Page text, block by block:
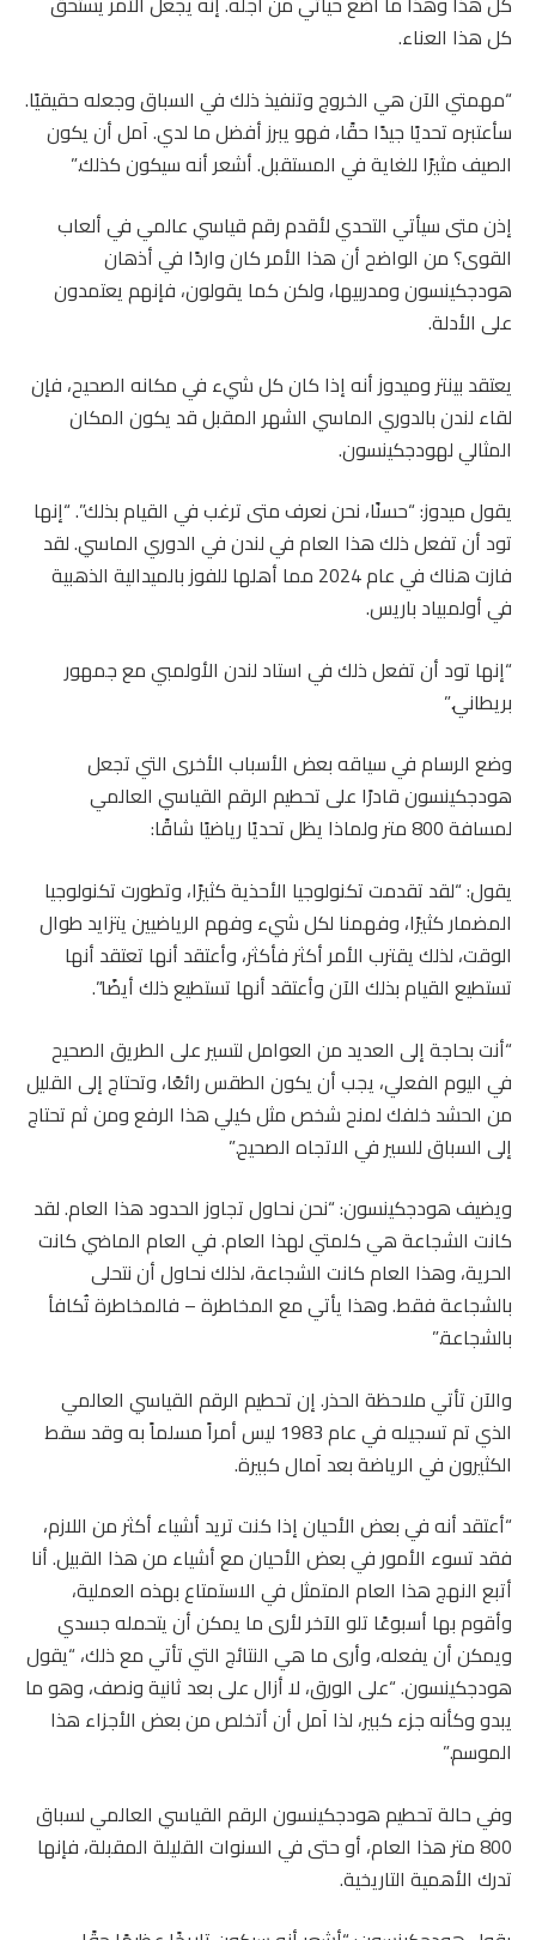
كل هذا العناء.
“مهمتي الآن هي الخروج وتنفيذ ذلك في السباق وجعله حقيقيًا.
سأعتبره تحديًا جيدًا حقًا، فهو يبرز أفضل ما لدي. آمل أن يكون
الصيف مثيرًا للغاية في المستقبل. أشعر أنه سيكون كذلك.”
إذن متى سيأتي التحدي لأقدم رقم قياسي عالمي في ألعاب
القوى؟ من الواضح أن هذا الأمر كان واردًا في أذهان
هودجكينسون ومدربيها، ولكن كما يقولون، فإنهم يعتمدون
على الأدلة.
يعتقد بينتر وميدوز أنه إذا كان كل شيء في مكانه الصحيح، فإن
لقاء لندن بالدوري الماسي الشهر المقبل قد يكون المكان
المثالي لهودجكينسون.
يقول ميدوز: “حسنًا، نحن نعرف متى ترغب في القيام بذلك”. “إنها
تود أن تفعل ذلك هذا العام في لندن في الدوري الماسي. لقد
فازت هناك في عام 2024 مما أهلها للفوز بالميدالية الذهبية
في أولمبياد باريس.
“إنها تود أن تفعل ذلك في استاد لندن الأولمبي مع جمهور
بريطاني.”
وضع الرسام في سياقه بعض الأسباب الأخرى التي تجعل
هودجكينسون قادرًا على تحطيم الرقم القياسي العالمي
لمسافة 800 متر ولماذا يظل تحديًا رياضيًا شاقًا:
يقول: “لقد تقدمت تكنولوجيا الأحذية كثيرًا، وتطورت تكنولوجيا
المضمار كثيرًا، وفهمنا لكل شيء وفهم الرياضيين يتزايد طوال
الوقت، لذلك يقترب الأمر أكثر فأكثر، وأعتقد أنها تعتقد أنها
تستطيع القيام بذلك الآن وأعتقد أنها تستطيع ذلك أيضًا”.
“أنت بحاجة إلى العديد من العوامل لتسير على الطريق الصحيح
في اليوم الفعلي، يجب أن يكون الطقس رائعًا، وتحتاج إلى القليل
من الحشد خلفك لمنح شخص مثل كيلي هذا الرفع ومن ثم تحتاج
إلى السباق للسير في الاتجاه الصحيح.”
ويضيف هودجكينسون: “نحن نحاول تجاوز الحدود هذا العام. لقد
كانت الشجاعة هي كلمتي لهذا العام. في العام الماضي كانت
الحرية، وهذا العام كانت الشجاعة، لذلك نحاول أن نتحلى
بالشجاعة فقط. وهذا يأتي مع المخاطرة – فالمخاطرة تُكافأ
بالشجاعة.”
والآن تأتي ملاحظة الحذر. إن تحطيم الرقم القياسي العالمي
الذي تم تسجيله في عام 1983 ليس أمراً مسلماً به وقد سقط
الكثيرون في الرياضة بعد آمال كبيرة.
“أعتقد أنه في بعض الأحيان إذا كنت تريد أشياء أكثر من اللازم،
فقد تسوء الأمور في بعض الأحيان مع أشياء من هذا القبيل. أنا
أتبع النهج هذا العام المتمثل في الاستمتاع بهذه العملية،
وأقوم بها أسبوعًا تلو الآخر لأرى ما يمكن أن يتحمله جسدي
ويمكن أن يفعله، وأرى ما هي النتائج التي تأتي مع ذلك، “يقول
هودجكينسون. “على الورق، لا أزال على بعد ثانية ونصف، وهو ما
يبدو وكأنه جزء كبير، لذا آمل أن أتخلص من بعض الأجزاء هذا
الموسم.”
وفي حالة تحطيم هودجكينسون الرقم القياسي العالمي لسباق
800 متر هذا العام، أو حتى في السنوات القليلة المقبلة، فإنها
تدرك الأهمية التاريخية.